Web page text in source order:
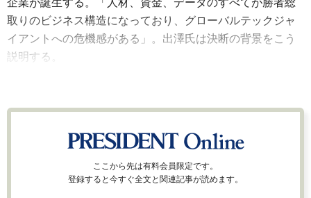
取りのビジネス構造になっており、グローバルテックジャ
イアントへの危機感がある」。出澤氏は決断の背景をこう
説明する。
ここから先は有料会員限定です。
登録すると今すぐ全文と関連記事が読めます。